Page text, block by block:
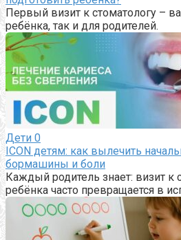
Первый визит к стоматологу –
ребёнка, так и для родителей.
Дети 0
ICON детям: как вылечить
бормашины и боли
Каждый родитель знает: визит к
ребёнка часто превращается в